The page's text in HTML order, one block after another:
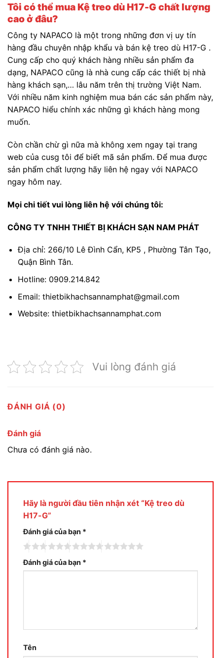
Tôi có thể mua Kệ treo dù H17-G chất lượng
cao ở đâu?
Công ty NAPACO là một trong những đơn vị uy tín
hàng đầu chuyên nhập khẩu và bán kệ treo dù H17-G .
Cung cấp cho quý khách hàng nhiều sản phẩm đa
dạng, NAPACO cũng là nhà cung cấp các thiết bị nhà
hàng khách sạn,… lâu năm trên thị trường Việt Nam.
Với nhiều năm kinh nghiệm mua bán các sản phẩm này,
NAPACO hiểu chính xác những gì khách hàng mong
muốn.
Còn chần chừ gì nữa mà không xem ngay tại trang
web của cusg tôi để biết mã sản phẩm. Để mua được
sản phẩm chất lượng hãy liên hệ ngay với NAPACO
ngay hôm nay.
Mọi chi tiết vui lòng liên hệ với chúng tôi:
CÔNG TY TNHH THIẾT BỊ KHÁCH SẠN NAM PHÁT
Địa chỉ: 266/10 Lê Đình Cẩn, KP5 , Phường Tân Tạo,
Quận Bình Tân.
Hotline: 0909.214.842
Email: thietbikhachsannamphat@gmail.com
Website: thietbikhachsannamphat.com
Vui lòng đánh giá
ĐÁNH GIÁ (0)
Đánh giá
Chưa có đánh giá nào.
Hãy là người đầu tiên nhận xét “Kệ treo dù
H17-G”
Đánh giá của bạn *
Đánh giá của bạn *
Tên